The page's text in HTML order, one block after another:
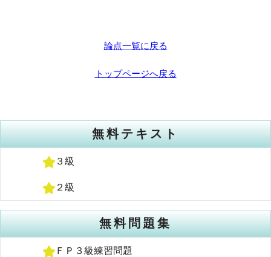
論点一覧に戻る
トップページへ戻る
無料テキスト
３級
２級
無料問題集
ＦＰ３級練習問題